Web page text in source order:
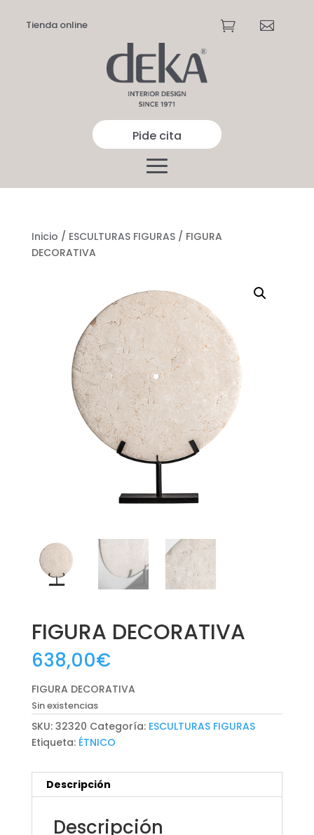
Tienda online  
Pide cita
Inicio / ESCULTURAS FIGURAS/ FIGURA
DECORATIVA
FIGURA DECORATIVA
638,00€
FIGURA DECORATIVA
Sin existencias
SKU: 32320 Categoría: ESCULTURAS FIGURAS
Etiqueta: ÉTNICO
Descripción
Descripción